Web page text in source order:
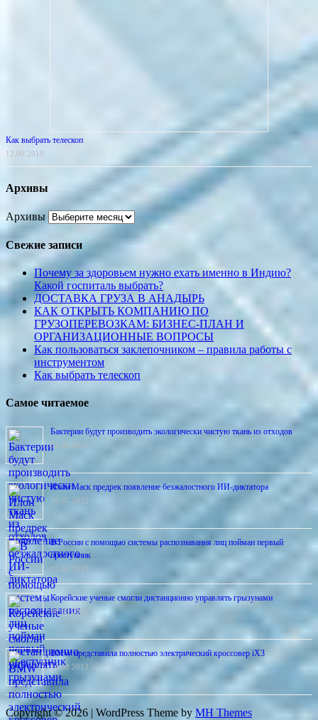
Как выбрать телескоп
12.09.2018
Архивы
Архивы
Свежие записи
Почему за здоровьем нужно ехать именно в Индию?
Какой госпиталь выбрать?
ДОСТАВКА ГРУЗА В АНАДЫРЬ
КАК ОТКРЫТЬ КОМПАНИЮ ПО
ГРУЗОПЕРЕВОЗКАМ: БИЗНЕС-ПЛАН И
ОРГАНИЗАЦИОННЫЕ ВОПРОСЫ
Как пользоваться заклепочником – правила работы с
инструментом
Как выбрать телескоп
Самое читаемое
Бактерии будут производить экологически чистую ткань из отходов
02.06.2013
Илон Маск предрек появление безжалостного ИИ-диктатора
16.07.2013
В России с помощью системы распознавания лиц пойман первый
преступник
01.08.2013
Корейские ученые смогли дистанционно управлять грызунами
06.08.2013
BMW представила полностью электрический кроссовер iX3
14.08.2013
Copyright © 2026 | WordPress Theme by MH Themes